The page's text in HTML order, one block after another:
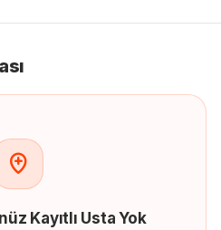
Kayıtlı Usta Yok